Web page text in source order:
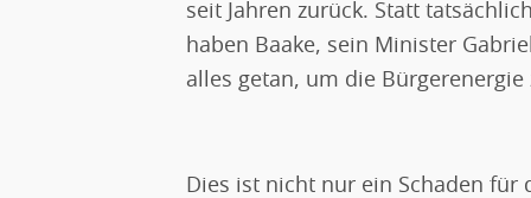
seit Jahren zurück. Statt
haben Baake, sein Minister
alles getan, um die Bürgerenergie
Dies ist nicht nur ein Schaden für